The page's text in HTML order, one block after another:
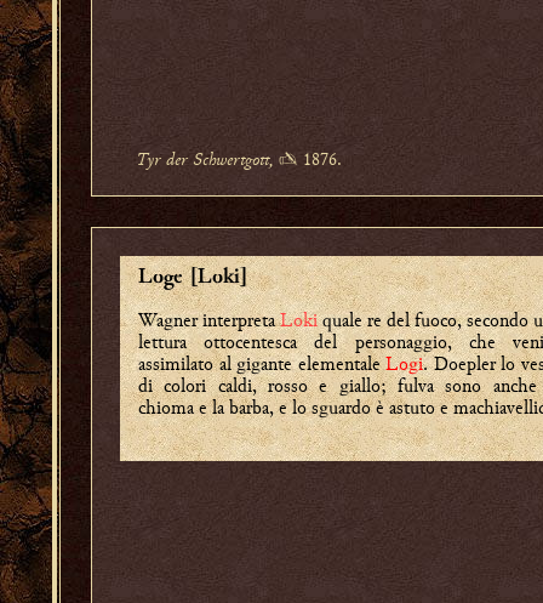
Tyr der Schwertgott, ✍ 1876.
Loge [Loki]
Wagner interpretaLokiquale re del fuoco, secondo
lettura ottocentesca del personaggio, che
assimilato al gigante elementaleLogi. Doepler lo
di colori caldi, rosso e giallo; fulva sono
chioma e la barba, e lo sguardo è astuto e